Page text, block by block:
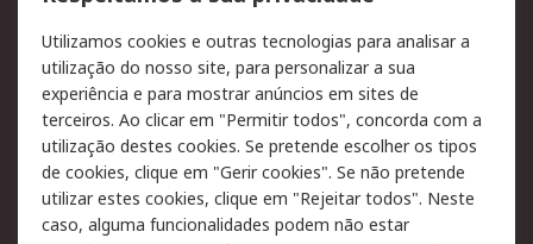
Pagamento e
faturação
Legal
Aviso legal
Política de cookies
Política de privacidade
Segurança de emails
Utilizamos cookies e outras tecnologias para analisar a
utilização do nosso site, para personalizar a sua
experiência e para mostrar anúncios em sites de
terceiros. Ao clicar em "Permitir todos", concorda com a
utilização destes cookies. Se pretende escolher os tipos
de cookies, clique em "Gerir cookies". Se não pretende
utilizar estes cookies, clique em "Rejeitar todos". Neste
caso, alguma funcionalidades podem não estar